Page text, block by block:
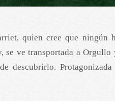
quien cree que ningún
se ve transportada a
descubrirlo.